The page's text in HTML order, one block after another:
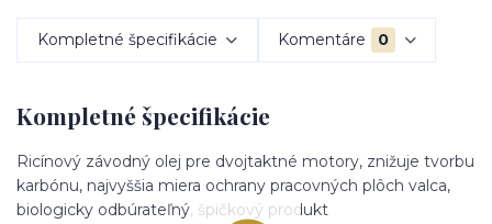
Kompletné špecifikácie Komentáre 0
Kompletné špecifikácie
Ricínový závodný olej pre dvojtaktné motory, znižuje tvorbu
karbónu, najvyššia miera ochrany pracovných plôch valca,
biologicky odbúrateľný, špičkový produkt